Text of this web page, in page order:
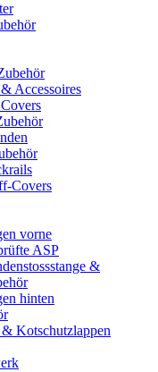
Accessoires
Covers
vorne
ASP
&
hinten
Kotschutzlappen